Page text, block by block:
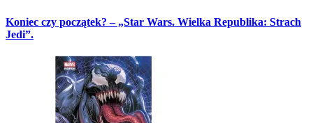
Koniec czy początek? – „Star Wars. Wielka Republika: Strach
Jedi”.